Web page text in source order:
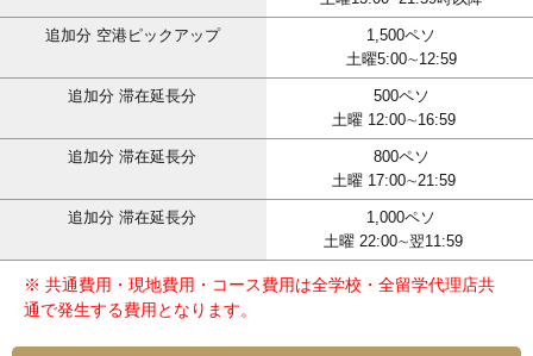
追加分 空港ピックアップ
1,500ペソ
土曜5:00∼12:59
追加分 滞在延長分
500ペソ
土曜 12:00∼16:59
追加分 滞在延長分
800ペソ
土曜 17:00∼21:59
追加分 滞在延長分
1,000ペソ
土曜 22:00∼翌11:59
※ 共通費用・現地費用・コース費用は全学校・全留学代理店共
通で発生する費用となります。